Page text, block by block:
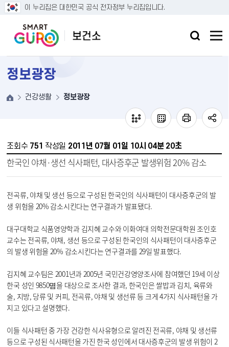
이 누리집은 대한민국 공식 전자정부 누리집입니다.
본문 바로가기
정보광장
건강생활 정보광장
조회수 751 작성일 2011년 07월 01일 10시 04분 20초
한국인 야채·생선 식사패턴, 대사증후군 발생위험 20% 감소
전곡류, 야채 및 생선 등으로 구성된 한국인의 식사패턴이 대사증후군의 발
생 위험을 20% 감소시킨다는 연구결과가 발표됐다.
대구대학교 식품영양학과 김지혜 교수와 이화여대 의학전문대학원 조인호
교수는 전곡류, 야채, 생선 등으로 구성된 한국인의 식사패턴이 대사증후군
의 발생 위험을 20% 감소시킨다는 연구결과를 29일 발표했다.
김지혜 교수팀은 2001년과 2005년 국민건강영양조사에 참여했던 19세 이상
한국 성인 9850몀을 대상으로 조사한 결과, 한국인은 쌀밥과 김치, 육류와
술, 지방, 당류 및 커피, 전곡류, 야채 및 생선류 등 크게 4가지 식사패턴을 가
지고 있다고 설명했다.
이들 식사패턴 중 가장 건강한 식사유형으로 알려진 전곡류, 야채 및 생선류
등으로 구성된 식사패턴을 가진 한국 성인에서 대사증후군의 발생 위험이 2